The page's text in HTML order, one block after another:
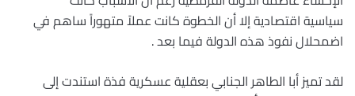
سياسية اقتصادية إلا أن الخطوة كانت عملاً متهوراً ساهم في
اضمحلال نفوذ هذه الدولة فيما بعد .
لقد تميز أبا الطاهر الجنابي بعقلية عسكرية فذة استندت إلى